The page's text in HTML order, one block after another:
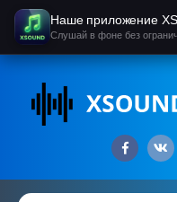
Наше приложение
Слушай в фоне без